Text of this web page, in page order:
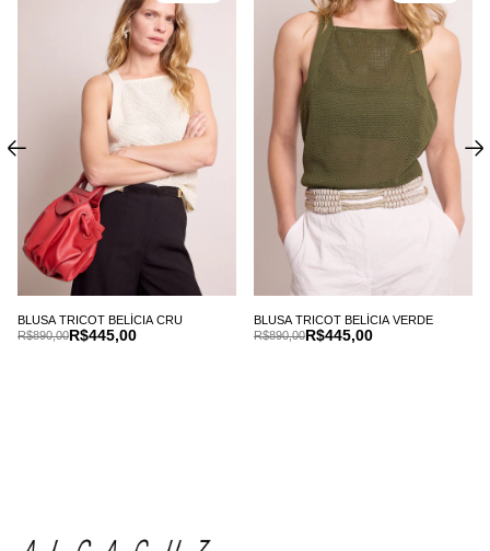
BLUSA TRICOT BELÍCIA CRU
R$445,00
R$890,00
BLUSA TRICOT BELÍCIA VERDE
R$445,00
R$890,00